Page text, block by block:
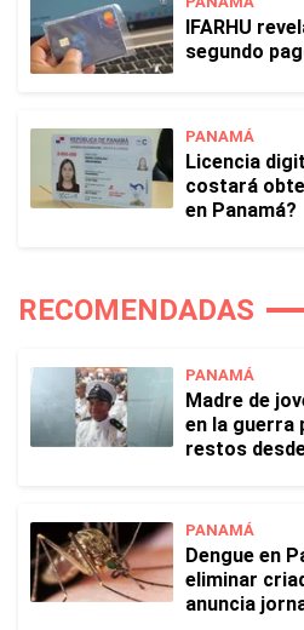
IFARHU
segundo
PANAMÁ
Licencia
costará
en Panamá?
RECOMENDADAS
PANAMÁ
Madre de
en la guerra
restos
PANAMÁ
Dengue en
eliminar
anuncia